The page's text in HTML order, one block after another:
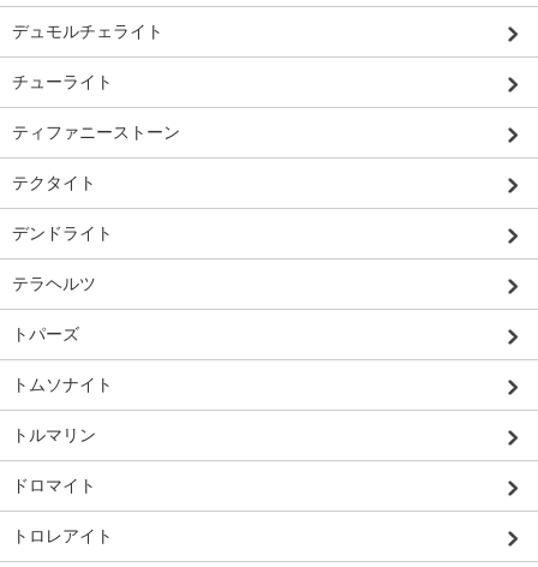
デュモルチェライト
チューライト
ティファニーストーン
テクタイト
デンドライト
テラヘルツ
トパーズ
トムソナイト
トルマリン
ドロマイト
トロレアイト